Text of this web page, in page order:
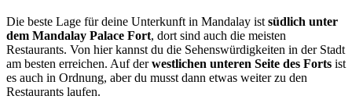
Die beste Lage für deine Unterkunft in Mandalay ist südlich unter
dem Mandalay Palace Fort, dort sind auch die meisten
Restaurants. Von hier kannst du die Sehenswürdigkeiten in der Stadt
am besten erreichen. Auf derwestlichen unteren Seite des Forts ist
es auch in Ordnung, aber du musst dann etwas weiter zu den
Restaurants laufen.